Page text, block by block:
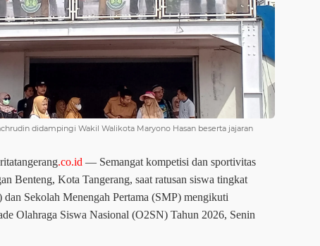
didampingi Wakil Walikota Maryono Hasan beserta jajaran
.co.id — Semangat kompetisi dan sportivitas
Benteng, Kota Tangerang, saat ratusan siswa tingkat
dan Sekolah Menengah Pertama (SMP) mengikuti
Olahraga Siswa Nasional (O2SN) Tahun 2026, Senin